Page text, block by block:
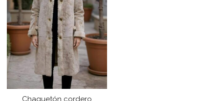
Chaquetón cordero